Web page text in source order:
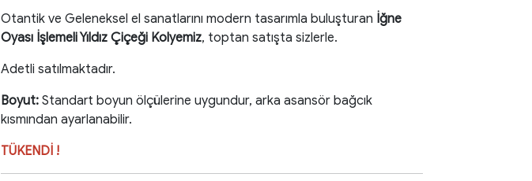
Otantik ve Geleneksel el sanatlarını modern tasarımla buluşturan İğne
Oyası İşlemeli Yıldız Çiçeği Kolyemiz, toptan satışta sizlerle.
Adetli satılmaktadır.
Boyut: Standart boyun ölçülerine uygundur, arka asansör bağcık
kısmından ayarlanabilir.
TÜKENDİ !